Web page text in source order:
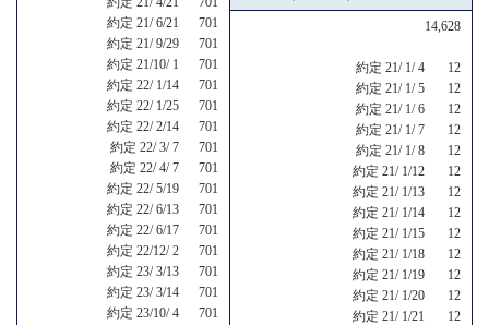
約定 21/ 6/21 701
約定 21/ 9/29 701
約定 21/10/ 1 701
約定 22/ 1/14 701
約定 22/ 1/25 701
約定 22/ 2/14 701
約定 22/ 3/ 7 701
約定 22/ 4/ 7 701
約定 22/ 5/19 701
約定 22/ 6/13 701
約定 22/ 6/17 701
約定 22/12/ 2 701
約定 23/ 3/13 701
約定 23/ 3/14 701
約定 23/10/ 4 701
14,628
約定 21/ 1/ 4 12
約定 21/ 1/ 5 12
約定 21/ 1/ 6 12
約定 21/ 1/ 7 12
約定 21/ 1/ 8 12
約定 21/ 1/12 12
約定 21/ 1/13 12
約定 21/ 1/14 12
約定 21/ 1/15 12
約定 21/ 1/18 12
約定 21/ 1/19 12
約定 21/ 1/20 12
約定 21/ 1/21 12